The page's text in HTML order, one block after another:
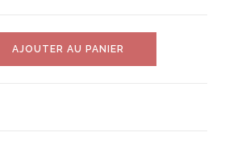
AJOUTER AU PANIER